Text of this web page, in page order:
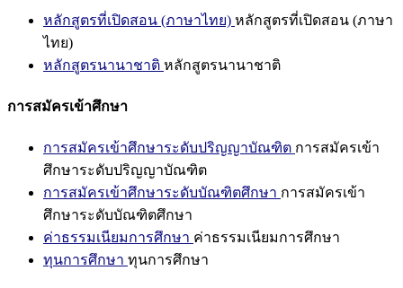
หลักสูตรที่เปิดสอน (ภาษาไทย) หลักสูตรที่เปิดสอน (ภาษา
ไทย)
หลักสูตรนานาชาติ หลักสูตรนานาชาติ
การสมัครเข้าศึกษา
การสมัครเข้าศึกษาระดับปริญญาบัณฑิต การสมัครเข้า
ศึกษาระดับปริญญาบัณฑิต
การสมัครเข้าศึกษาระดับบัณฑิตศึกษา การสมัครเข้า
ศึกษาระดับบัณฑิตศึกษา
ค่าธรรมเนียมการศึกษา ค่าธรรมเนียมการศึกษา
ทุนการศึกษา ทุนการศึกษา